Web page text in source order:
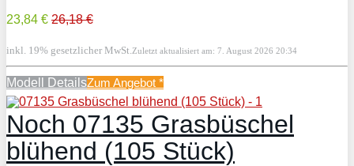
23,84 € 26,18 €
inkl. 19% gesetzlicher MwSt. Zuletzt aktualisiert am: 7. August 2026 20:34
Modell DetailsZum Angebot *
Noch 07135 Grasbüschel
blühend (105 Stück)